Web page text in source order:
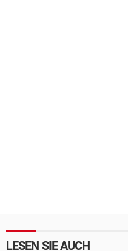
LESEN SIE AUCH